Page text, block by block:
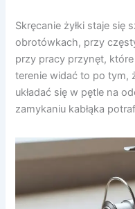
Skręcanie żyłki staje się
obrotówkach, przy
przy pracy przynęt,
terenie widać to po tym,
układać się w pętle na
zamykaniu kabłąka